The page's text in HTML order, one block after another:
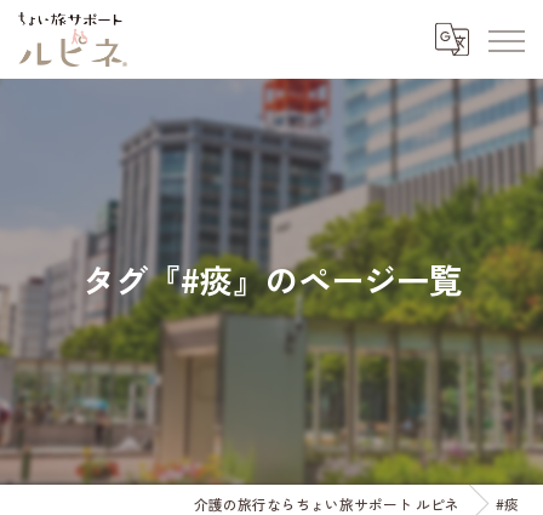
タグ『#痰』のページ一覧
介護の旅行ならちょい旅サポート ルピネ #痰